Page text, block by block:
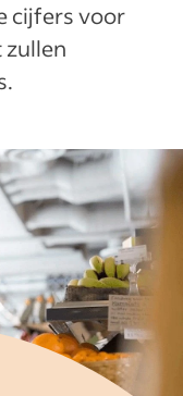
cijfers voor
zullen